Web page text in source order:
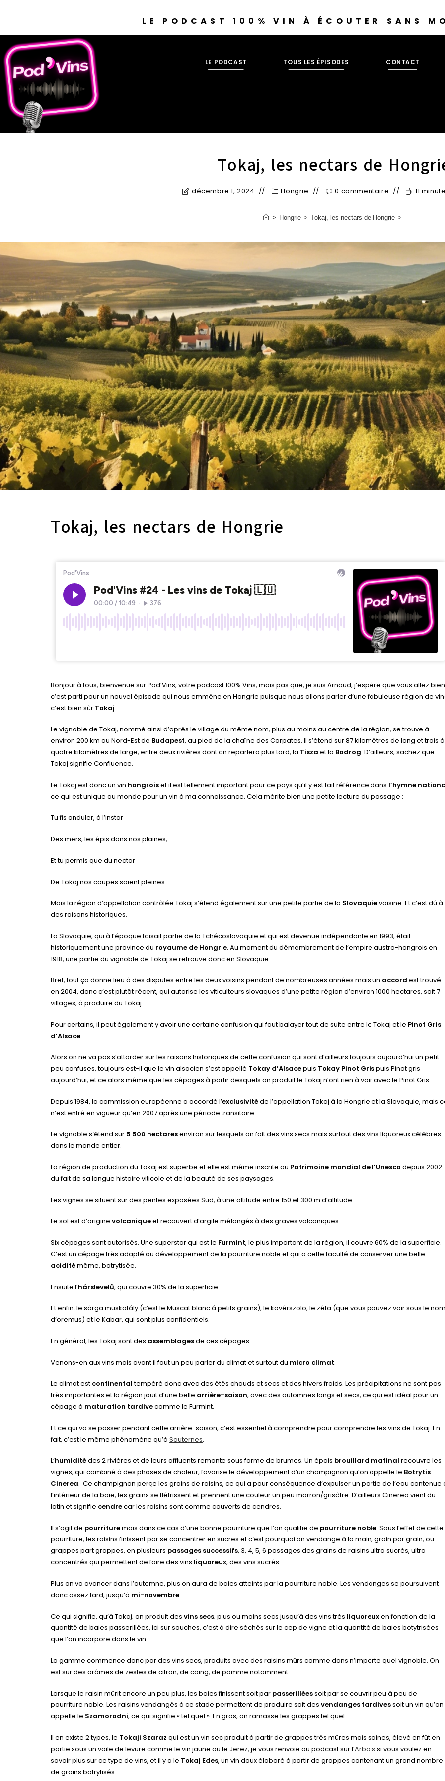
LE PODCAST 100% VIN À ÉCOUTER SANS
LE PODCAST TOUS LES ÉPISODES CONTACT
Tokaj, les nectars de
décembre 1, 2024 Hongrie 0 commentaire 11
> Hongrie > Tokaj, les nectars de Hongrie >
Tokaj, les nectars de Hongrie
Bonjour à tous, bienvenue sur Pod’Vins, votre podcast 100% Vins, mais pas que, je suis Arnaud, j’espère que vous allez
c’est parti pour un nouvel épisode qui nous emmène en Hongrie puisque nous allons parler d’une fabuleuse région de
c’est bien sûr Tokaj.
Le vignoble de Tokaj, nommé ainsi d’après le village du même nom, plus au moins au centre de la région, se trouve à
environ 200 km au Nord-Est de Budapest, au pied de la chaîne des Carpates. Il s’étend sur 87 kilomètres de long et trois à
quatre kilomètres de large, entre deux rivières dont on reparlera plus tard, la Tisza et la Bodrog. D’ailleurs, sachez que
Tokaj signifie Confluence.
Le Tokaj est donc un vin hongroiset il est tellement important pour ce pays qu’il y est fait référence dans l’hymne
ce qui est unique au monde pour un vin à ma connaissance. Cela mérite bien une petite lecture du passage :
Tu fis onduler, à l’instar
Des mers, les épis dans nos plaines,
Et tu permis que du nectar
De Tokaj nos coupes soient pleines.
Mais la région d’appellation contrôlée Tokaj s’étend également sur une petite partie de la Slovaquievoisine. Et c’est dû à
des raisons historiques.
La Slovaquie, qui à l’époque faisait partie de la Tchécoslovaquie et qui est devenue indépendante en 1993, était
historiquement une province du royaume de Hongrie. Au moment du démembrement de l’empire austro-hongrois en
1918, une partie du vignoble de Tokaj se retrouve donc en Slovaquie.
Bref, tout ça donne lieu à des disputes entre les deux voisins pendant de nombreuses années mais un accord est trouvé
en 2004, donc c’est plutôt récent, qui autorise les viticulteurs slovaques d’une petite région d’environ 1000 hectares, soit 7
villages, à produire du Tokaj.
Pour certains, il peut également y avoir une certaine confusion qui faut balayer tout de suite entre le Tokaj et le Pinot Gris
d’Alsace.
Alors on ne va pas s’attarder sur les raisons historiques de cette confusion qui sont d’ailleurs toujours aujourd’hui un petit
peu confuses, toujours est-il que le vin alsacien s’est appellé Tokay d’Alsacepuis Tokay Pinot Grispuis Pinot gris
aujourd’hui, et ce alors même que les cépages à partir desquels on produit le Tokaj n’ont rien à voir avec le Pinot Gris.
Depuis 1984, la commission européenne a accordé l’exclusivitéde l’appellation Tokaj à la Hongrie et la Slovaquie, mais
n’est entré en vigueur qu’en 2007 après une période transitoire.
Le vignoble s’étend sur 5 500 hectaresenviron sur lesquels on fait des vins secs mais surtout des vins liquoreux célèbres
dans le monde entier.
La région de production du Tokaj est superbe et elle est même inscrite au Patrimoine mondial de l’Unesco depuis 2002
du fait de sa longue histoire viticole et de la beauté de ses paysages.
Les vignes se situent sur des pentes exposées Sud, à une altitude entre 150 et 300 m d’altitude.
Le sol est d’origine volcaniqueet recouvert d’argile mélangés à des graves volcaniques.
Six cépages sont autorisés. Une superstar qui est le Furmint, le plus important de la région, il couvre 60% de la superficie.
C’est un cépage très adapté au développement de la pourriture noble et qui a cette faculté de conserver une belle
aciditémême, botrytisée.
Ensuite l’hárslevelű, qui couvre 30% de la superficie.
Et enfin, le sárga muskotály (c’est le Muscat blanc á petits grains), le kövérszölö, le zéta (que vous pouvez voir sous le nom
d’oremus) et le Kabar, qui sont plus confidentiels.
En général, les Tokaj sont des assemblagesde ces cépages.
Venons-en aux vins mais avant il faut un peu parler du climat et surtout du micro climat.
Le climat est continentaltempéré donc avec des étés chauds et secs et des hivers froids. Les précipitations ne sont pas
très importantes et la région jouit d’une belle arrière-saison, avec des automnes longs et secs, ce qui est idéal pour un
cépage à maturation tardivecomme le Furmint.
Et ce qui va se passer pendant cette arrière-saison, c’est essentiel à comprendre pour comprendre les vins de Tokaj. En
fait, c’est le même phénomène qu’à Sauternes.
L’humiditédes 2 rivières et de leurs affluents remonte sous forme de brumes. Un épais brouillard matinal recouvre les
vignes, qui combiné à des phases de chaleur, favorise le développement d’un champignon qu’on appelle le Botrytis
Cinerea. Ce champignon perçe les grains de raisins, ce qui a pour conséquence d’expulser un partie de l’eau contenue
l’intérieur de la baie, les grains se flétrissent et prennent une couleur un peu marron/grisâtre. D’ailleurs Cinerea vient du
latin et signifie cendrecar les raisins sont comme couverts de cendres.
Il s’agit de pourrituremais dans ce cas d’une bonne pourriture que l’on qualifie de pourriture noble. Sous l’effet de cette
pourriture, les raisins finissent par se concentrer en sucres et c’est pourquoi on vendange à la main, grain par grain, ou
grappes part grappes, en plusieurs passages successifs, 3, 4, 5, 6 passages des grains de raisins ultra sucrés, ultra
concentrés qui permettent de faire des vins liquoreux, des vins sucrés.
Plus on va avancer dans l’automne, plus on aura de baies atteints par la pourriture noble. Les vendanges se poursuivent
donc assez tard, jusqu’à mi-novembre.
Ce qui signifie, qu’à Tokaj, on produit des vins secs, plus ou moins secs jusqu’à des vins très liquoreuxen fonction de la
quantité de baies passerillées, ici sur souches, c’est à dire séchés sur le cep de vigne et la quantité de baies botytrisées
que l’on incorpore dans le vin.
La gamme commence donc par des vins secs, produits avec des raisins mûrs comme dans n’importe quel vignoble. On
est sur des arômes de zestes de citron, de coing, de pomme notamment.
Lorsque le raisin mûrit encore un peu plus, les baies finissent soit par passerilléessoit par se couvrir peu à peu de
pourriture noble. Les raisins vendangés à ce stade permettent de produire soit des vendanges tardivessoit un vin qu’on
appelle le Szamorodni, ce qui signifie « tel quel ». En gros, on ramasse les grappes tel quel.
Il en existe 2 types, le Tokaji Szaraz qui est un vin sec produit à partir de grappes très mûres mais saines, élevé en fût en
partie sous un voile de levure comme le vin jaune ou le Jerez, je vous renvoie au podcast sur l’Arbois si vous voulez en
savoir plus sur ce type de vins, et il y a le Tokaj Edes, un vin doux élaboré à partir de grappes contenant un grand nombre
de grains botrytisés.